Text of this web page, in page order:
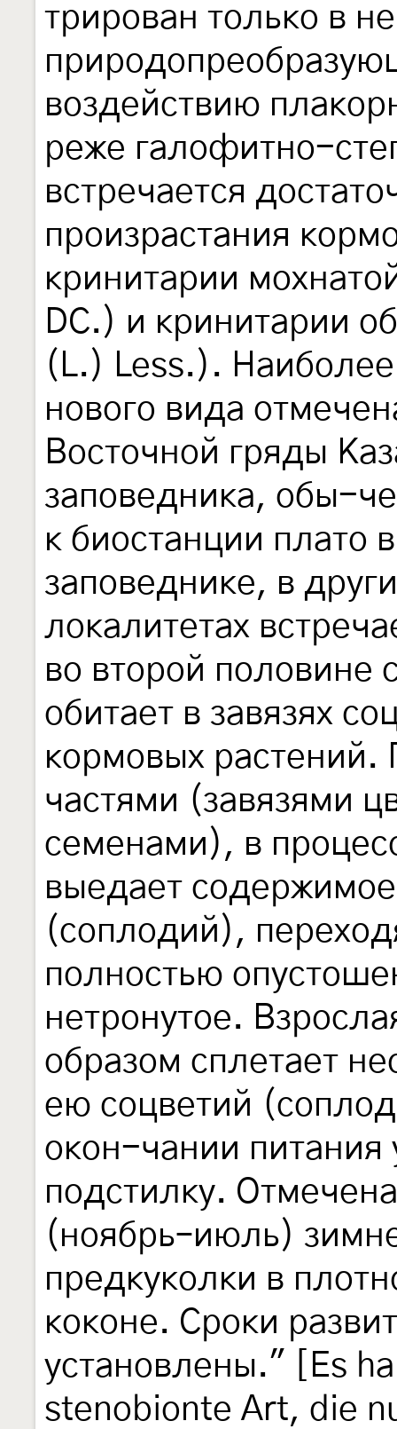
трирован только в
воздействию
реже галофитно-
встречается
произрастания
кринитарии
DС.) и кринитарии
(L.) Less.).
нового вида
Восточной гряды
заповедника, обы-
к биостанции плато
заповеднике, в
локалитетах
во второй половине
обитает в завязях
кормовых растений.
частями (завязями
семенами), в
выедает
(соплодий),
полностью
нетронутое.
образом сплетает
ею соцветий
окон-чании питания
подстилку.
(ноябрь–июль)
предкуколки в
коконе. Сроки
установлены." [Es
stenobionte Art, die